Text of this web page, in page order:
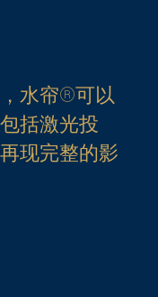
水帘®可以
括激光投
现完整的影